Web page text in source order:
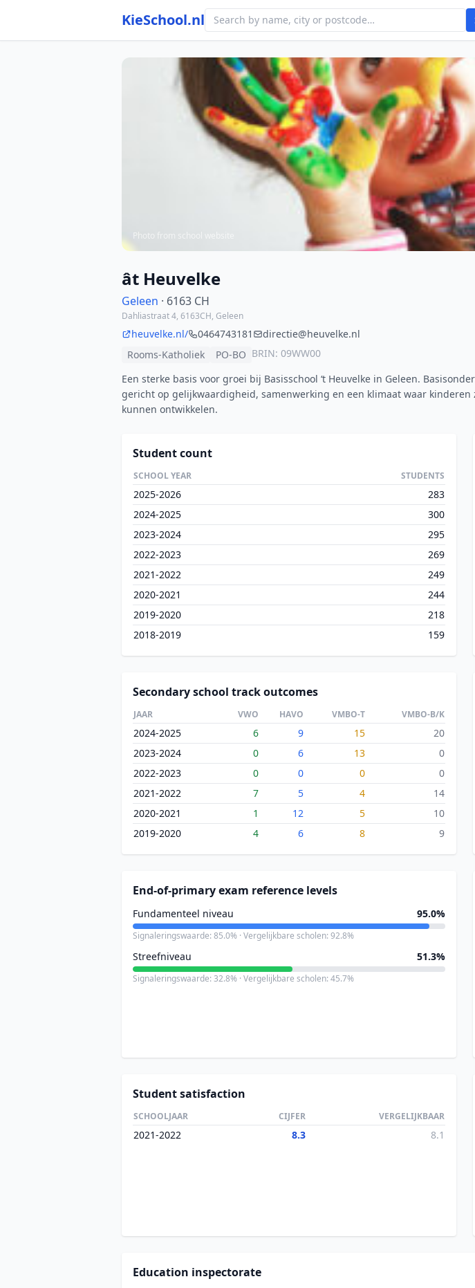
KieSchool.nl
Photo from school website
ât Heuvelke
Geleen · 6163 CH
Dahliastraat 4, 6163CH, Geleen
heuvelke.nl/ 0464743181
directie@heuvelke.nl
Rooms-Katholiek
PO-BO BRIN: 09WW00
Een sterke basis voor groei bij Basisschool ‘t Heuvelke in Geleen.
gericht op gelijkwaardigheid, samenwerking en een klimaat waar kinderen
kunnen ontwikkelen.
Student count
SCHOOL YEAR STUDENTS
2025-2026
283
2024-2025
300
2023-2024
295
2022-2023
269
2021-2022
249
2020-2021
244
2019-2020
218
2018-2019
159
Secondary school track outcomes
JAAR VWO HAVO VMBO-T VMBO-B/K
2024-2025 6 9 15
20
2023-2024
0 6 13
0
2022-2023
0 0 0
0
2021-2022
7 5 4
14
2020-2021
1 12 5
10
2019-2020
4 6 8 9
End-of-primary exam reference levels
Fundamenteel niveau 95.0%
Signaleringswaarde: 85.0% · Vergelijkbare scholen: 92.8%
Streefniveau 51.3%
Signaleringswaarde: 32.8% · Vergelijkbare scholen: 45.7%
Student satisfaction
SCHOOLJAAR CIJFER VERGELIJKBAAR
2021-2022 8.3 8.1
Education inspectorate